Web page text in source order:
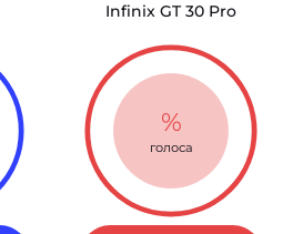
Infinix GT 30 Pro
%
голоса